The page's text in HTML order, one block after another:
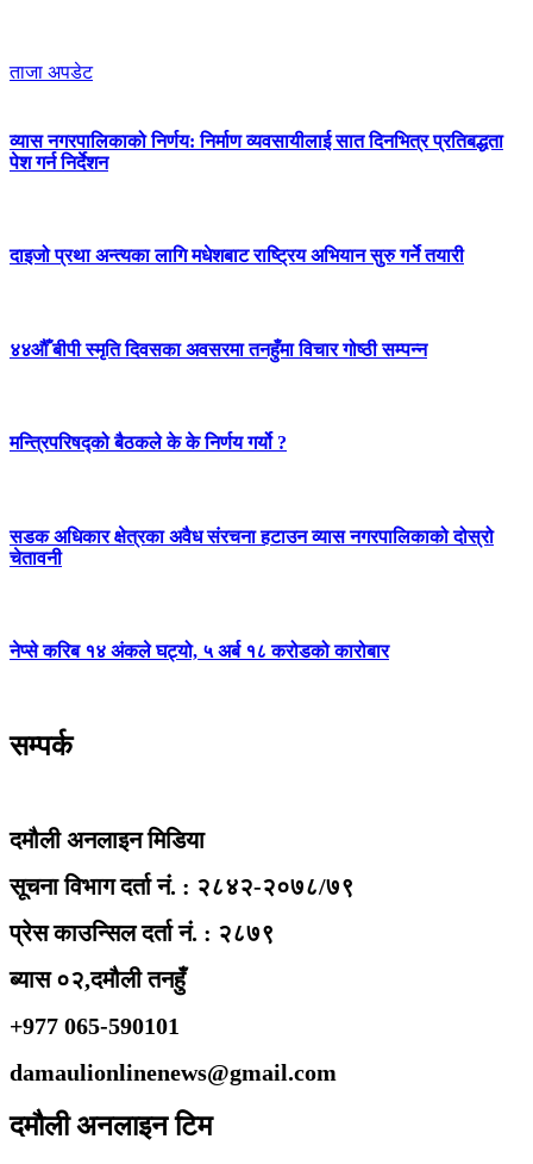
ताजा अपडेट
व्यास नगरपालिकाको निर्णय: निर्माण व्यवसायीलाई सात दिनभित्र प्रतिबद्धता
पेश गर्न निर्देशन
दाइजो प्रथा अन्त्यका लागि मधेशबाट राष्ट्रिय अभियान सुरु गर्ने तयारी
४४औँ बीपी स्मृति दिवसका अवसरमा तनहुँमा विचार गोष्ठी सम्पन्न
मन्त्रिपरिषद्को बैठकले के के निर्णय गर्यो ?
सडक अधिकार क्षेत्रका अवैध संरचना हटाउन व्यास नगरपालिकाको दोस्रो
चेतावनी
नेप्से करिब १४ अंकले घट्यो, ५ अर्ब १८ करोडको कारोबार
सम्पर्क
दमौली अनलाइन मिडिया
सूचना विभाग दर्ता नं. : २८४२-२०७८/७९
प्रेस काउन्सिल दर्ता नं. : २८७९
ब्यास ०२,दमौली तनहुँ
+977 065-590101
damaulionlinenews@gmail.com
दमौली अनलाइन टिम